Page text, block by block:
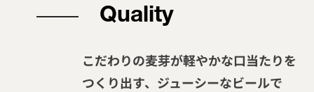
Quality
こだわりの麦芽が軽やかな口当たりを
つくり出す、ジューシーなビールで